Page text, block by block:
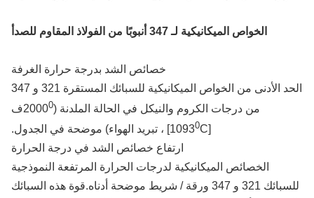
الخواص الميكانيكية لـ 347 أنبوبًا من الفولاذ المقاوم للصدأ
خصائص الشد بدرجة حرارة الغرفة
الحد الأدنى من الخواص الميكانيكية للسبائك المستقرة 321 و 347
من درجات الكروم والنيكل في الحالة الملدنة (2000
ف
ارتفاع خصائص الشد في درجة الحرارة
الخصائص الميكانيكية لدرجات الحرارة المرتفعة النموذجية
للسبائك 321 و 347 ورقة / شريط موضحة أدناه.قوة هذه السبائك